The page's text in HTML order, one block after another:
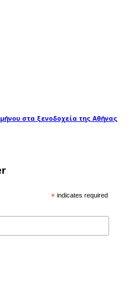
στα ξενοδοχεία της Αθήνας
* indicates required